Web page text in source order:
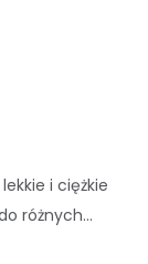
i ciężkie
różnych...